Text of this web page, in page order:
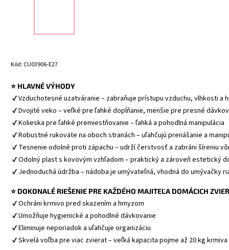
Kód: CU03906-E27
⭐ HLAVNÉ VÝHODY
✔ Vzduchotesné uzatváranie – zabraňuje prístupu vzduchu, vlhkosti a
✔ Dvojité veko – veľké pre ľahké dopĺňanie, menšie pre presné
✔ Kolieska pre ľahké premiestňovanie – ľahká a pohodlná manipulácia
✔ Robustné rukoväte na oboch stranách – uľahčujú prenášanie a
✔ Tesnenie odolné proti zápachu – udrží čerstvosť a zabráni šíreniu
✔ Odolný plast s kovovým vzhľadom – praktický a zároveň estetický
✔ Jednoduchá údržba – nádoba je umývateľná, vhodná do umývačky
⭐ DOKONALÉ RIEŠENIE PRE KAŽDÉHO MAJITEĽA DOMÁCICH
✔ Ochráni krmivo pred skazením a hmyzom
✔ Umožňuje hygienické a pohodlné dávkovanie
✔ Eliminuje neporiadok a uľahčuje organizáciu
✔ Skvelá voľba pre viac zvierat – veľká kapacita pojme až 20 kg krmiva